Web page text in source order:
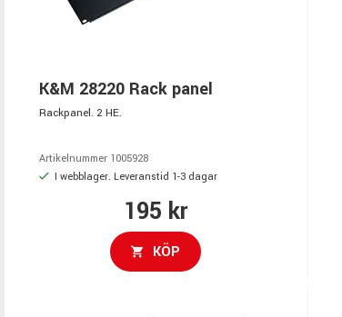
K&M 28220 Rack panel
Rackpanel. 2 HE.
Artikelnummer 1005928
I webblager. Leveranstid 1-3 dagar
195 kr
KÖP